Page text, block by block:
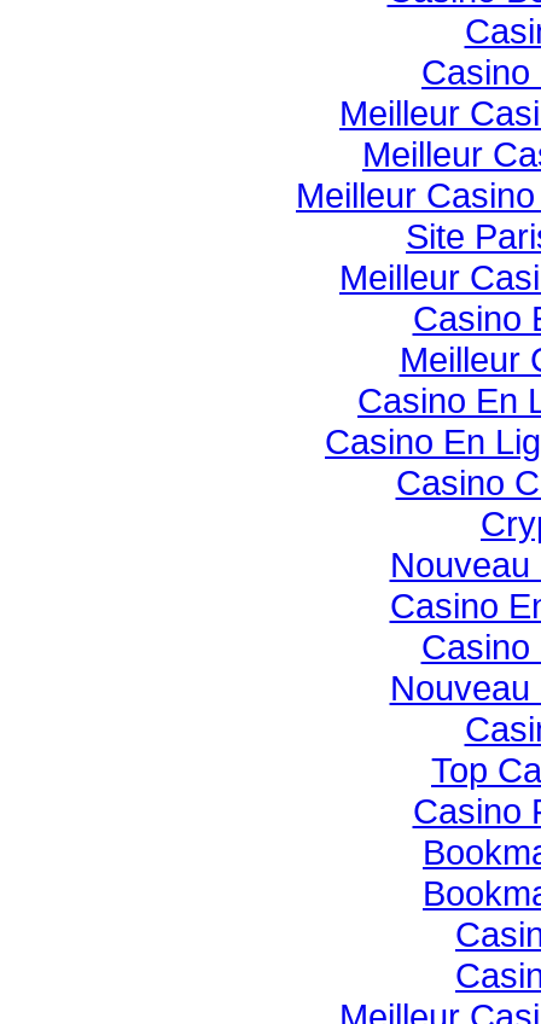
Casino
Meilleur
Meilleur
Meilleur
Site
Meilleur
Casino
Meilleur
Casino En
Casino En
Casino
Casino
Casino
Top
Casino
Meilleur